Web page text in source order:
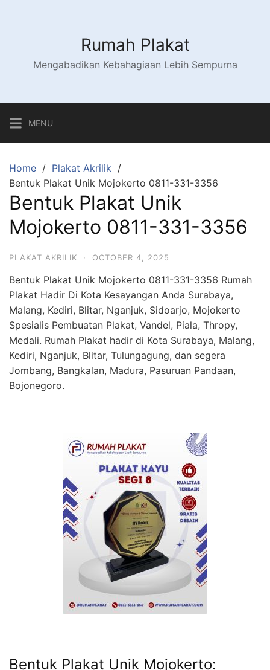
Rumah Plakat
Mengabadikan Kebahagiaan Lebih Sempurna
MENU
Home
Plakat Akrilik
Bentuk Plakat Unik Mojokerto 0811-331-3356
Bentuk Plakat Unik
Mojokerto 0811-331-3356
PLAKAT AKRILIK · OCTOBER 4, 2025
Bentuk Plakat Unik Mojokerto 0811-331-3356 Rumah
Plakat Hadir Di Kota Kesayangan Anda Surabaya,
Malang, Kediri, Blitar, Nganjuk, Sidoarjo, Mojokerto
Spesialis Pembuatan Plakat, Vandel, Piala, Thropy,
Medali. Rumah Plakat hadir di Kota Surabaya, Malang,
Kediri, Nganjuk, Blitar, Tulungagung, dan segera
Jombang, Bangkalan, Madura, Pasuruan Pandaan,
Bojonegoro.
Bentuk Plakat Unik Mojokerto: